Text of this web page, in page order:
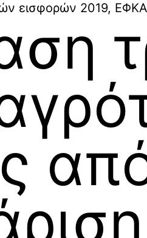
εισφορών 2019, ΕΦΚΑ